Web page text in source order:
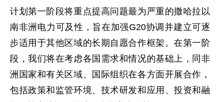
计划第一阶段将重点提高问题最为严重的撒哈拉以
南非洲电力可及性，旨在加强G20协调并建立可逐
步适用于其他区域的长期自愿合作框架。在第一阶
段，我们将在考虑各国需求和情况的基础上，同非
洲国家和有关区域、国际组织在各方面开展合作，
包括政策和监管环境、技术研发和应用、投资和融